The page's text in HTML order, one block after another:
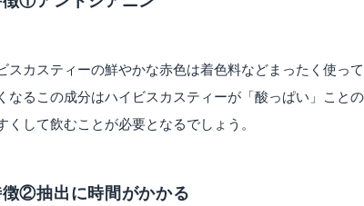
スカスティーの鮮やかな赤色は着色料などまったく使っ
なるこの成分はハイビスカスティーが「酸っぱい」こと
くして飲むことが必要となるでしょう。
②抽出に時間がかかる